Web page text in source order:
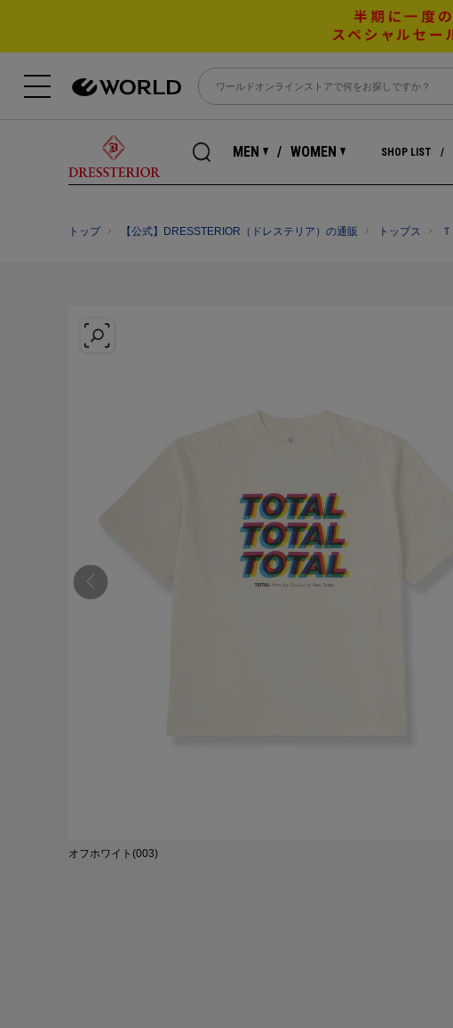
MEN WOMEN SHOP LIST
トップ 【公式】DRESSTERIOR（ドレステリア）の通販 トップス
オフホワイト(003)